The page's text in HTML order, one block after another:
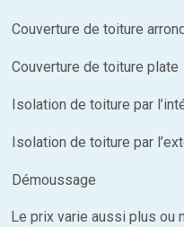
Couverture de toiture
Couverture de toiture plate
Isolation de toiture par
Isolation de toiture par
Démoussage
Le prix varie aussi plus ou